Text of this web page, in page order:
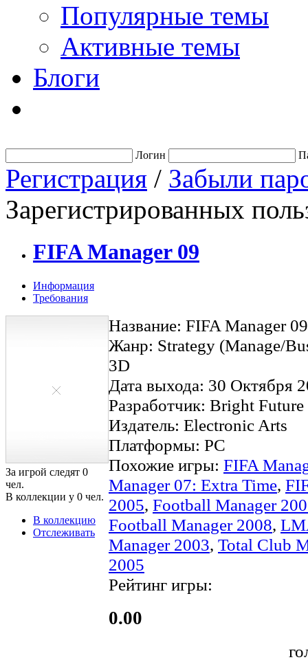
Популярные темы
Активные темы
Блоги
Логин
Регистрация / Забыли
Зарегистрированных
FIFA Manager 09
Информация
Требования
За игрой следят 0
чел.
В коллекции у 0 чел.
В коллекцию
Отслеживать
Название: FIFA Manager 09
Жанр: Strategy (Manage/
3D
Дата выхода: 30 Октября
Разработчик: Bright Future
Издатель: Electronic Arts
Платформы: PC
Похожие игры: FIFA
Manager 07: Extra Time,
2005, Football Manager
Football Manager 2008,
Manager 2003, Total Club
2005
Рейтинг игры:
0.00